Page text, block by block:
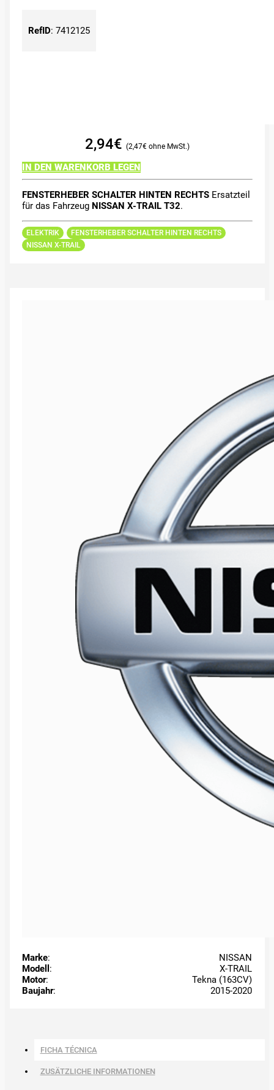
RefID: 7412125
2,94€ 2,47€
IN DEN WARENKORB LEGEN
FENSTERHEBER SCHALTER HINTEN RECHTSErsatzteil
für das Fahrzeug NISSAN X-TRAIL T32.
ELEKTRIK
FENSTERHEBER SCHALTER HINTEN RECHTS
NISSAN X-TRAIL
Marke:
NISSAN
Modell :
X-TRAIL
Motor:
Tekna (163CV)
Baujahr: 2015-2020
FICHA TÉCNICA
ZUSÄTZLICHE INFORMATIONEN